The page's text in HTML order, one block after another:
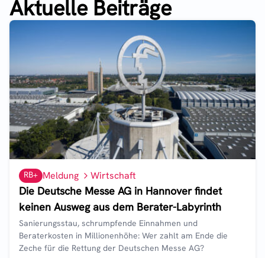
Aktuelle Beiträge
RB+ Meldung Wirtschaft
Die Deutsche Messe AG in Hannover findet
keinen Ausweg aus dem Berater-Labyrinth
Sanierungsstau, schrumpfende Einnahmen und
Beraterkosten in Millionenhöhe: Wer zahlt am Ende die
Zeche für die Rettung der Deutschen Messe AG?